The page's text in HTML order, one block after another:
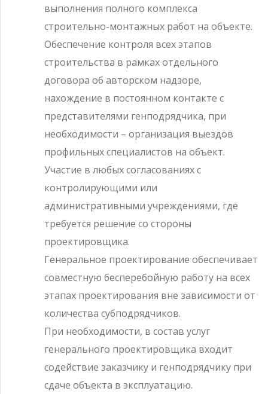
выполнения полного комплекса
строительно-монтажных работ на объекте.
Обеспечение контроля всех этапов
строительства в рамках отдельного
договора об авторском надзоре,
нахождение в постоянном контакте с
представителями генподрядчика, при
необходимости – организация выездов
профильных специалистов на объект.
Участие в любых согласованиях с
контролирующими или
административными учреждениями, где
требуется решение со стороны
проектировщика.
Генеральное проектирование обеспечивает
совместную бесперебойную работу на всех
этапах проектирования вне зависимости от
количества субподрядчиков.
При необходимости, в состав услуг
генерального проектировщика входит
содействие заказчику и генподрядчику при
сдаче объекта в эксплуатацию.